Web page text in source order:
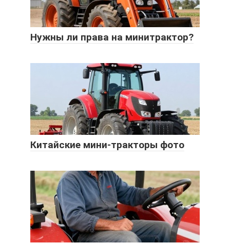
Нужны ли права на минитрактор?
Китайские мини-тракторы фото